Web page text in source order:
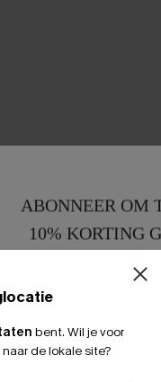
bent. Wil je voor
de lokale site?
ABONNEER OM
10% KORTING
15%